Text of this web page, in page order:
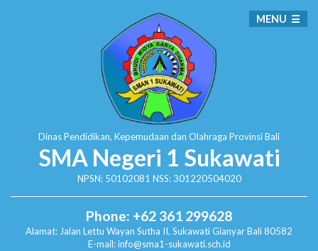
Dinas Pendidikan, Kepemudaan dan Olahraga Provinsi Bali
SMA Negeri 1 Sukawati
NPSN: 50102081 NSS: 301220504020
Phone: +62 361 299628
Alamat: Jalan Lettu Wayan Sutha II, SukawatiGianyar Bali 80582
E-mail: info@sma1-sukawati.sch.id
MENU